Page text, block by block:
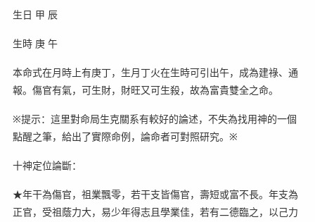
生日 甲 辰
生時 庚 午
本命式在月時上有庚丁，生月丁火在生時可引出午，成為建祿、通
報。傷官有氣，可生財，財旺又可生殺，故為富貴雙全之命。
※提示：這里對命局生克關系有較好的論述，不失為找用神的一個
點醒之筆，給出了實際命例，論命者可對照研究。※
十神定位論斷：
★年干為傷官，祖業飄零，若干支皆傷官，壽短或富不長。年支為
正官，受祖蔭力大，易少年得志且學業佳，若有二德臨之，以己力